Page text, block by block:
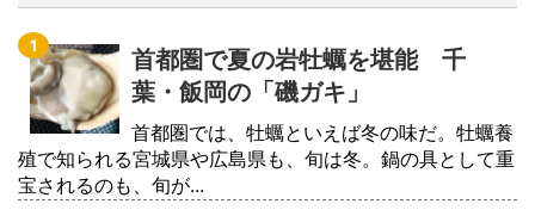
首都圏で夏の岩牡蠣を堪能 千
葉・飯岡の「磯ガキ」
首都圏では、牡蠣といえば冬の味だ。牡蠣養
殖で知られる宮城県や広島県も、旬は冬。鍋の具として重
宝されるのも、旬が...